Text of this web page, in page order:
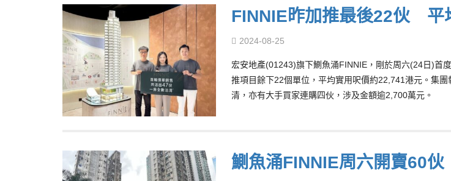
FINNIE昨加推最後22伙 平
2024-08-25
宏安地產(01243)旗下鰂魚涌FINNIE，剛於周六(24日)首
推項目餘下22個單位，平均實用呎價約22,741港元。集
清，亦有大手買家連購四伙，涉及金額逾2,700萬元。
鰂魚涌FINNIE周六開賣60